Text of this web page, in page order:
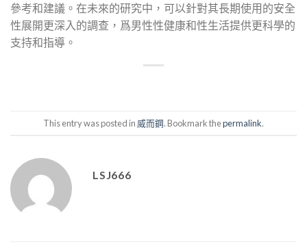
參考和建議。在未來的研究中，可以針對其長期使用的安全
性展開更深入的調查，爲男性性健康和性生活提供更科學的
支持和指導。
This entry was posted in 威而鋼. Bookmark thepermalink.
LSJ666